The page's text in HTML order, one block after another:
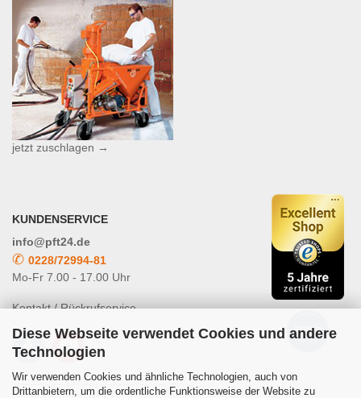
Diese Webseite verwendet Cookies und andere
Technologien
Wir verwenden Cookies und ähnliche Technologien, auch von
Drittanbietern, um die ordentliche Funktionsweise der Website zu
jetzt zuschlagen →
KUNDENSERVICE
info@pft24.de
✆ 0228/72994-81
Mo-Fr 7.00 - 17.00 Uhr
Kontakt / Rückrufservice